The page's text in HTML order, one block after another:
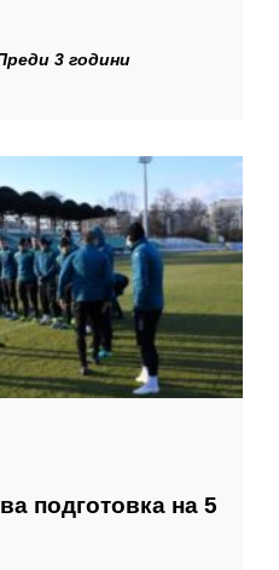
3 години
подготовка на 5